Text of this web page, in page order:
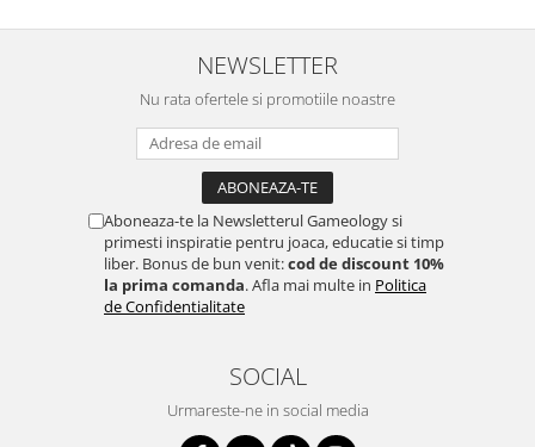
NEWSLETTER
Nu rata ofertele si promotiile noastre
Aboneaza-te la Newsletterul Gameology si
primesti inspiratie pentru joaca, educatie si timp
liber. Bonus de bun venit:cod de discount 10%
la prima comanda. Afla mai multe in Politica
de Confidentialitate
SOCIAL
Urmareste-ne in social media